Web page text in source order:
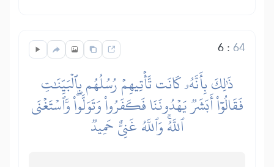
6:64
ذَٰلِكَ بِأَنَّهُۥ كَانَت تَّأۡتِيهِمۡ رُسُلُهُم بِٱلۡبَيِّنَٰتِ
فَقَالُوٓاْ أَبَشَرٞ يَهۡدُونَنَا فَكَفَرُواْ وَتَوَلَّواْۖ وَّٱسۡتَغۡنَى
ٱللَّهُۚ وَٱللَّهُ غَنِيٌّ حَمِيدٞ